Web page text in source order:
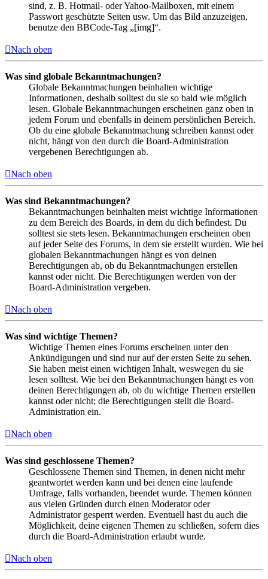
sind, z. B. Hotmail- oder Yahoo-Mailboxen, mit einem
Passwort geschützte Seiten usw. Um das Bild anzuzeigen,
benutze den BBCode-Tag „[img]“.
Nach oben
Was sind globale Bekanntmachungen?
Globale Bekanntmachungen beinhalten wichtige
Informationen, deshalb solltest du sie so bald wie möglich
lesen. Globale Bekanntmachungen erscheinen ganz oben in
jedem Forum und ebenfalls in deinem persönlichen Bereich.
Ob du eine globale Bekanntmachung schreiben kannst oder
nicht, hängt von den durch die Board-Administration
vergebenen Berechtigungen ab.
Nach oben
Was sind Bekanntmachungen?
Bekanntmachungen beinhalten meist wichtige Informationen
zu dem Bereich des Boards, in dem du dich befindest. Du
solltest sie stets lesen. Bekanntmachungen erscheinen oben
auf jeder Seite des Forums, in dem sie erstellt wurden. Wie bei
globalen Bekanntmachungen hängt es von deinen
Berechtigungen ab, ob du Bekanntmachungen erstellen
kannst oder nicht. Die Berechtigungen werden von der
Board-Administration vergeben.
Nach oben
Was sind wichtige Themen?
Wichtige Themen eines Forums erscheinen unter den
Ankündigungen und sind nur auf der ersten Seite zu sehen.
Sie haben meist einen wichtigen Inhalt, weswegen du sie
lesen solltest. Wie bei den Bekanntmachungen hängt es von
deinen Berechtigungen ab, ob du wichtige Themen erstellen
kannst oder nicht; die Berechtigungen stellt die Board-
Administration ein.
Nach oben
Was sind geschlossene Themen?
Geschlossene Themen sind Themen, in denen nicht mehr
geantwortet werden kann und bei denen eine laufende
Umfrage, falls vorhanden, beendet wurde. Themen können
aus vielen Gründen durch einen Moderator oder
Administrator gesperrt werden. Eventuell hast du auch die
Möglichkeit, deine eigenen Themen zu schließen, sofern dies
durch die Board-Administration erlaubt wurde.
Nach oben